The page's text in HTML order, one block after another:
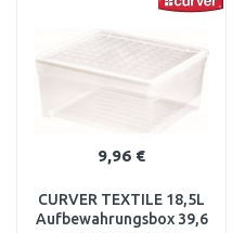
9,96 €
CURVER TEXTILE 18,5L
Aufbewahrungsbox 39,6